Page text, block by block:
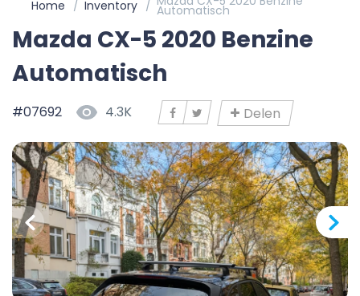
Home Inventory Automatisch
Mazda CX-5 2020 Benzine
Automatisch
#07692 4.3K Delen